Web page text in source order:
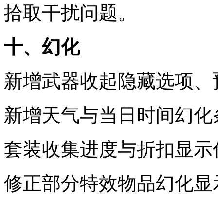
拾取干扰问题。
十、幻化
新增武器收起隐藏选项
新增天气与当日时间幻化
套装收集进度与折扣显示
修正部分特效物品幻化